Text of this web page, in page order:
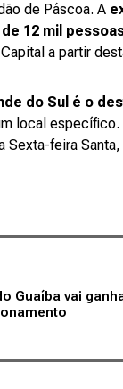
de Páscoa. A
12 mil
a partir
do Sul é o
local específico.
Sexta-feira
Guaíba vai